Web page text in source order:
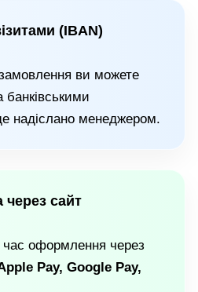
(IBAN)
ви можете
банківськими
надіслано менеджером.
сайт
час оформлення через
Pay, Google Pay,